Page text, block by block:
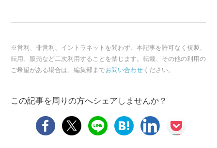
※営利、非営利、イントラネットを問わず、本記事を許可なく複製、
転用、販売など二次利用することを禁じます。転載、その他の利用の
ご希望がある場合は、編集部までお問い合わせ ください。
この記事を周りの方へシェアしませんか？